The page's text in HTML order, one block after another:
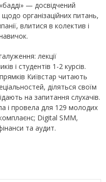
— досвідчений
організаційних питань,
влитися в колектив і
лекції
і студентів 1-2 курсів.
Київстар читають
діляться своїм
на запитання слухачів.
і провела для 129 молодих
Digital SMM,
та аудит.